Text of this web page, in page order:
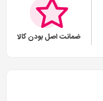
ضمانت اصل بودن کالا